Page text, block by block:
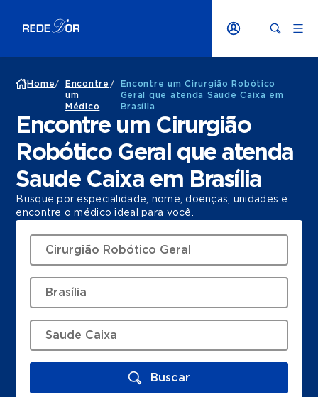
Home/
Encontre
um
Médico
/
Encontre um Cirurgião Robótico
Geral que atenda Saude Caixa em
Brasília
Encontre um Cirurgião
Robótico Geral que atenda
Saude Caixa em Brasília
Busque por especialidade, nome, doenças, unidades e
encontre o médico ideal para você.
Buscar